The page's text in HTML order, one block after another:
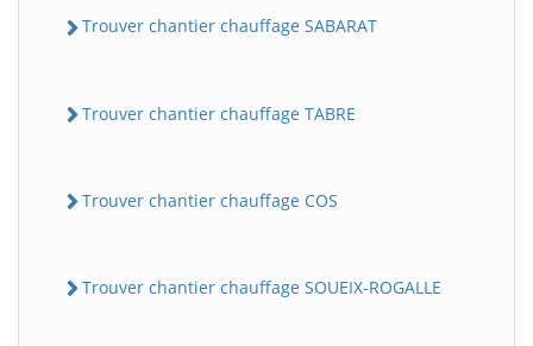
Trouver chantier chauffage SABARAT
Trouver chantier chauffage TABRE
Trouver chantier chauffage COS
Trouver chantier chauffage SOUEIX-ROGALLE